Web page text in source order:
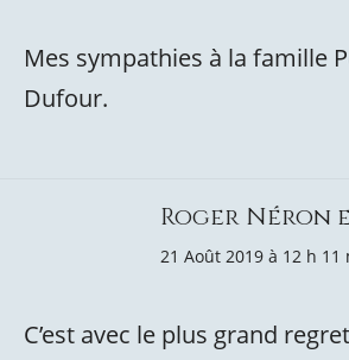
Mes sympathies à la famille
Dufour.
Roger Néron
21 Août 2019 à 12 h 11
C’est avec le plus grand